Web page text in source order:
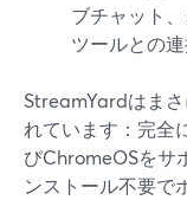
ブチャット
ツールとの連
StreamYardはま
れています：完全
びChromeOSをサ
ンストール不要で